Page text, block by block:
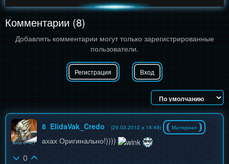
Комментарии (8)
Добавлять комментарии могут только зарегистрированные
пользователи.
Регистрация Вход
8 ElidaVak_Credo (29.03.2012 в 18:49) Материал
ахах Оригинально!))))
0